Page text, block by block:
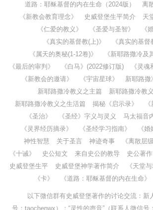
道路：耶稣基督的内在生命（2024版）
离
《新教会教育理念》
史威登堡生平简介
天
《仁爱的教义》
《圣爱与圣智》
《
《真实的基督教(上)》
《真实的基督
《属天的奥秘(1-12卷)》
《新耶路撒冷及
《最后的审判》
《白马》(2022修订版)
《灵
《新教会的邀请》
《宇宙星球》
新耶路撒
新耶路撒冷教义之主篇
新耶路撒冷教
新耶路撒冷教义之生活篇
揭秘《启示录》
《圣治》
《圣经》字义与灵义
马太福音
《灵界经历摘录》
《圣经学习指南》 《婚
神性智慧
关于圣言 神迹奇事 《离散层级
《十诫》
史公短文 来自史公的教导
史公著
史威登堡生平
史威登堡神学著作简介
《天堂
《卡》
《道路：耶稣基督的内在生命》
以下微信群有史威登堡著作的讨论交流：新
号：taochenwx）；“灵性的声音”（联系人微信号